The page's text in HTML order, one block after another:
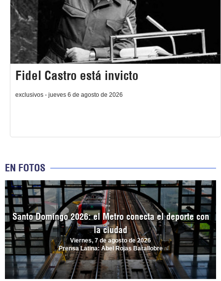
Fidel Castro está invicto
exclusivos - jueves 6 de agosto de 2026
EN FOTOS
Santo Domingo 2026: el Metro conecta el deporte con
la ciudad
Viernes, 7 de agosto de 2026
Prensa Latina: Abel Rojas Barallobre